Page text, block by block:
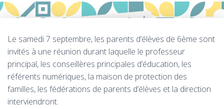
G
N
Le samedi 7 septembre, les parents d’élèves de 6ème sont
invités à une réunion durant laquelle le professeur
principal, les conseillères principales d’éducation, les
référents numériques, la maison de protection des
familles, les fédérations de parents d’élèves et la direction
interviendront.